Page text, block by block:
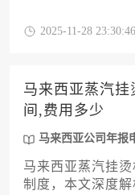
的全流程，帮助
2025-11-28 23:30:46
马来西亚蒸汽
间,费用多少
马来西亚公司年报
马来西亚蒸汽挂
制度，本文深度